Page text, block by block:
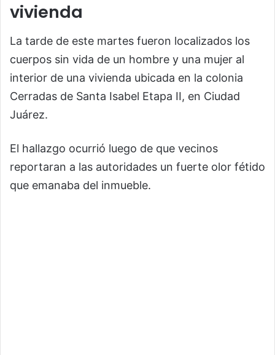
vivienda
La tarde de este martes fueron localizados los
cuerpos sin vida de un hombre y una mujer al
interior de una vivienda ubicada en la colonia
Cerradas de Santa Isabel Etapa II, en Ciudad
Juárez.
El hallazgo ocurrió luego de que vecinos
reportaran a las autoridades un fuerte olor fétido
que emanaba del inmueble.